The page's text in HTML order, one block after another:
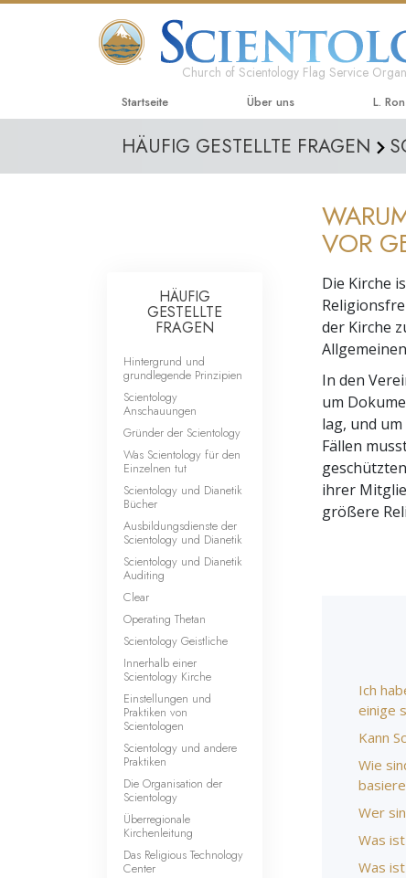
Church of Scientology Flag Service
Startseite Über uns L.
HÄUFIG GESTELLTE FRAGEN
VOR
Die Kirche
der Kirche
In den
um
lag, und
Fällen
ihrer
größere
Ich
einige
Kann
Wie
Wer
Was
Was
HÄUFIG
GESTELLTE
FRAGEN
Hintergrund und
grundlegende Prinzipien
Scientology
Anschauungen
Gründer der Scientology
Was Scientology für den
Einzelnen tut
Scientology und Dianetik
Bücher
Ausbildungsdienste der
Scientology und Dianetik
Scientology und Dianetik
Auditing
Clear
Operating Thetan
Scientology Geistliche
Innerhalb einer
Scientology Kirche
Einstellungen und
Praktiken von
Scientologen
Scientology und andere
Praktiken
Die Organisation der
Scientology
Überregionale
Kirchenleitung
Das Religious Technology
Center